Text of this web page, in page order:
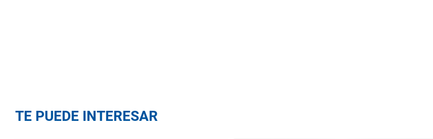
TE PUEDE INTERESAR